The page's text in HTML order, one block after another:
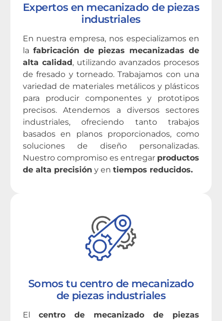
Expertos en mecanizado de piezas
industriales
En nuestra empresa, nos especializamos en
la fabricación de piezas mecanizadas de
alta calidad, utilizando avanzados procesos
de fresado y torneado. Trabajamos con una
variedad de materiales metálicos y plásticos
para producir componentes y prototipos
precisos. Atendemos a diversos sectores
industriales, ofreciendo tanto trabajos
basados en planos proporcionados, como
soluciones de diseño personalizadas.
Nuestro compromiso es entregar productos
de alta precisión y en tiempos reducidos.
Somos tu centro de mecanizado
de piezas industriales
El centro de mecanizado de piezas